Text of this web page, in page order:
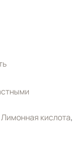
Лимонная кислота,